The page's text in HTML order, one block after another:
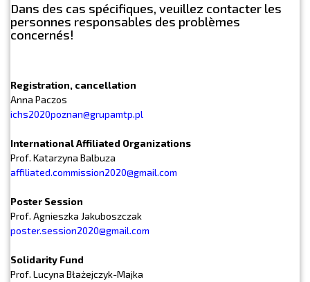
Dans des cas spécifiques, veuillez contacter les
personnes responsables des problèmes
concernés!
Registration, cancellation
Anna Paczos
ichs2020poznan@grupamtp.pl
International Affiliated Organizations
Prof. Katarzyna Balbuza
affiliated.commission2020@gmail.com
Poster Session
Prof. Agnieszka Jakuboszczak
poster.session2020@gmail.com
Solidarity Fund
Prof. Lucyna Błażejczyk-Majka